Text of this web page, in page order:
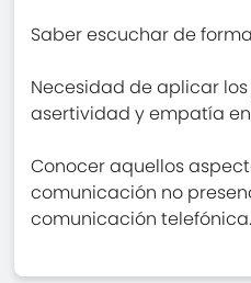
Saber escuchar de
Necesidad de aplicar
asertividad y empatía
Conocer aquellos
comunicación no
comunicación telefónica.